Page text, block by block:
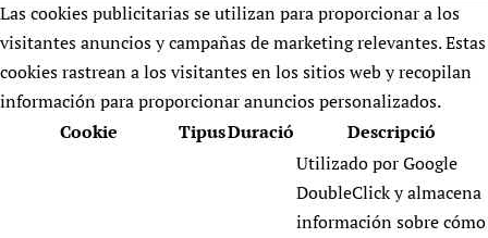
Las cookies publicitarias se utilizan para proporcionar a los
visitantes anuncios y campañas de marketing relevantes. Estas
cookies rastrean a los visitantes en los sitios web y recopilan
información para proporcionar anuncios personalizados.
Cookie
TipusDuració Descripció
Utilizado por Google
DoubleClick y almacena
información sobre cómo